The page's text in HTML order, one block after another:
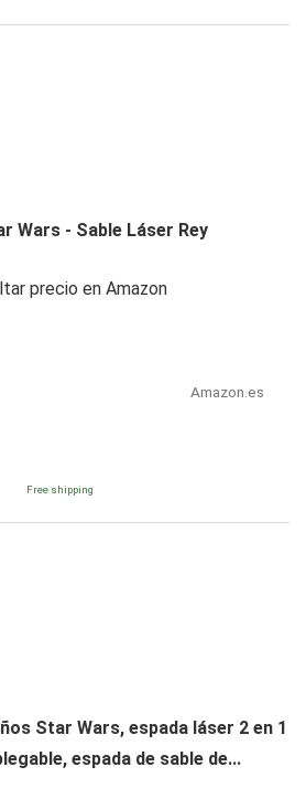
Wars - Sable Láser Rey
precio en Amazon
Amazon.es
Free shipping
Star Wars, espada láser 2 en 1
espada de sable de...